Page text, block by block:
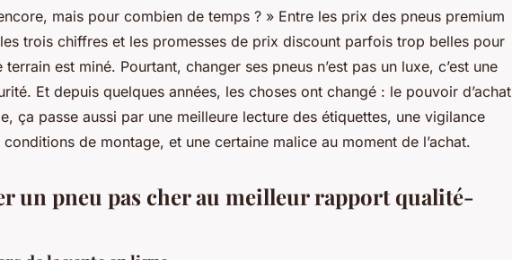
mais pour combien de temps ? » Entre les prix des pneus premium
trois chiffres et les promesses de prix discount parfois trop belles pour
est miné. Pourtant, changer ses pneus n’est pas un luxe, c’est une
Et depuis quelques années, les choses ont changé : le pouvoir d’achat
ça passe aussi par une meilleure lecture des étiquettes, une vigilance
de montage, et une certaine malice au moment de l’achat.
un pneu pas cher au meilleur rapport qualité-